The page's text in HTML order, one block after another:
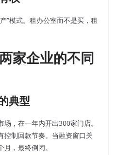
”模式。租办公室而不是买，租
家企业的不同
典型
，在一年内开出300家门店。
控制回款节奏。当融资窗口关
，最终倒闭。